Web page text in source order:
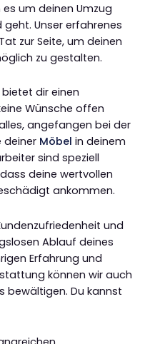
um deinen Umzug
Unser erfahrenes
zur Seite, um deinen
zu gestalten.
dir einen
Wünsche offen
angefangen bei der
deiner Möbel in deinem
sind speziell
deine wertvollen
ankommen.
und
Ablauf deines
Erfahrung und
können wir auch
bewältigen. Du kannst